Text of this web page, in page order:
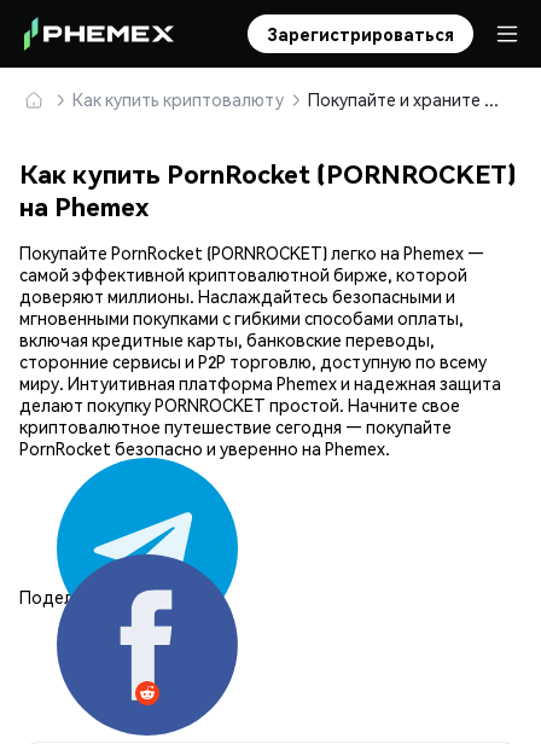
Зарегистрироваться
Как купить криптовалюту Покупайте и храните PornRocket (PORNROCKET) безопасно
Как купить PornRocket (PORNROCKET)
на Phemex
Покупайте PornRocket (PORNROCKET) легко на Phemex —
самой эффективной криптовалютной бирже, которой
доверяют миллионы. Наслаждайтесь безопасными и
мгновенными покупками с гибкими способами оплаты,
включая кредитные карты, банковские переводы,
сторонние сервисы и P2P торговлю, доступную по всему
миру. Интуитивная платформа Phemex и надежная защита
делают покупку PORNROCKET простой. Начните свое
криптовалютное путешествие сегодня — покупайте
PornRocket безопасно и уверенно на Phemex.
Поделиться: